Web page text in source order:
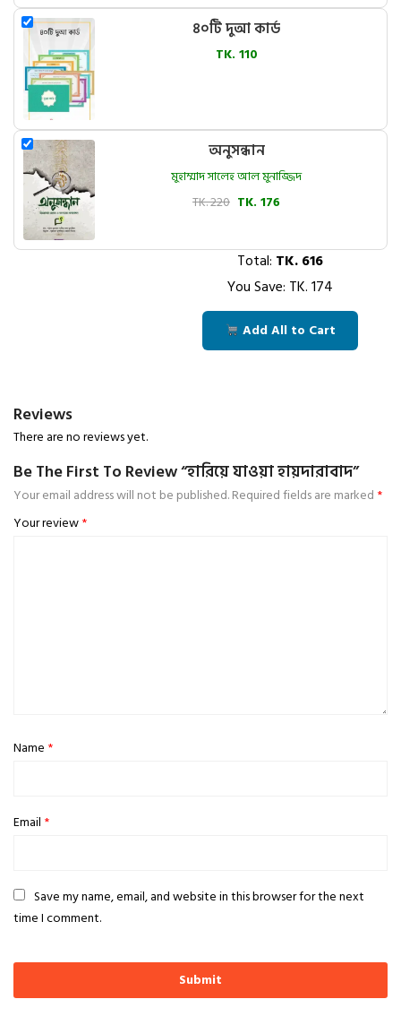
৪০টি দুআ কার্ড
TK. 110
অনুসন্ধান
মুহাম্মাদ সালেহ আল মুনাজ্জিদ
TK. 220 TK. 176
Total: TK.616
You Save: TK.174
Add All to Cart
Reviews
There are no reviews yet.
Be The First To Review “হারিয়ে যাওয়া হায়দারাবাদ”
Your email address will not be published.Required fields are marked *
Your review*
Name *
Email *
Save my name, email, and website in this browser for the next
time I comment.